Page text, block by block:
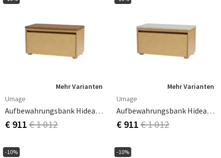
Mehr Varianten
Umage
Aufbewahrungsbank Hideaway Gitter – Sugar Brown
€ 911 € 1 012
Mehr Varianten
Umage
Aufbewahrungsbank Hideaway Gitter – White Sands
€ 911 € 1 012
-10% -10%